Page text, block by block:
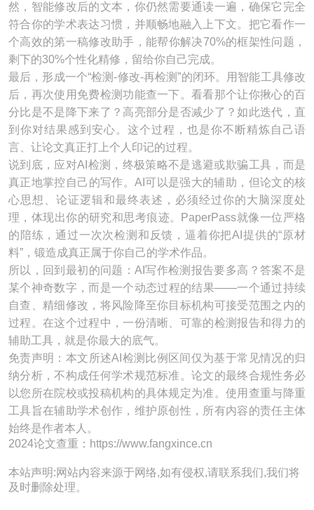
然，智能修改后的文本，你仍然需要通读一遍，确保它完全
符合你的学术表达习惯，并顺畅地融入上下文。把它看作一
个高效的第一稿修改助手，能帮你解决70%的框架性问题，
剩下的30%个性化精修，留给你自己完成。
最后，形成一个“检测-修改-再检测”的闭环。用智能工具修改
后，再次使用免费检测功能查一下。看看那个让你揪心的百
分比是不是降下来了？高亮部分是否减少了？如此迭代，直
到你对结果感到安心。这个过程，也是你不断精炼自己语
言、让论文真正打上个人印记的过程。
说到底，应对AI检测，终极策略不是逃避或欺骗工具，而是
真正地掌控自己的写作。AI可以是强大的辅助，但论文的核
心思想、论证逻辑和最终表述，必须经过你的大脑深度处
理，体现出你的研究和思考痕迹。PaperPass就像一位严格
的陪练，通过一次次检测和反馈，逼着你把AI提供的“原材
料”，锻造成真正属于你自己的学术作品。
所以，回到最初的问题：AI写作检测报告要多高？答案不是
某个神奇数字，而是一个动态过程的结果——一个通过持续
自查、精细修改，将风险降至你目标机构可接受范围之内的
过程。在这个过程中，一份清晰、可靠的检测报告和得力的
辅助工具，就是你最大的底气。
免责声明：本文所述AI检测比例区间仅为基于常见情况的归
纳分析，不构成任何学术规范标准。论文的最终合规性务必
以您所在院校或投稿机构的具体规定为准。使用查重与降重
工具旨在辅助学术创作，维护原创性，所有内容的责任主体
始终是作者本人。
2024论文查重：https://www.fangxince.cn
本站声明:网站内容来源于网络,如有侵权,请联系我们,我们将
及时删除处理。